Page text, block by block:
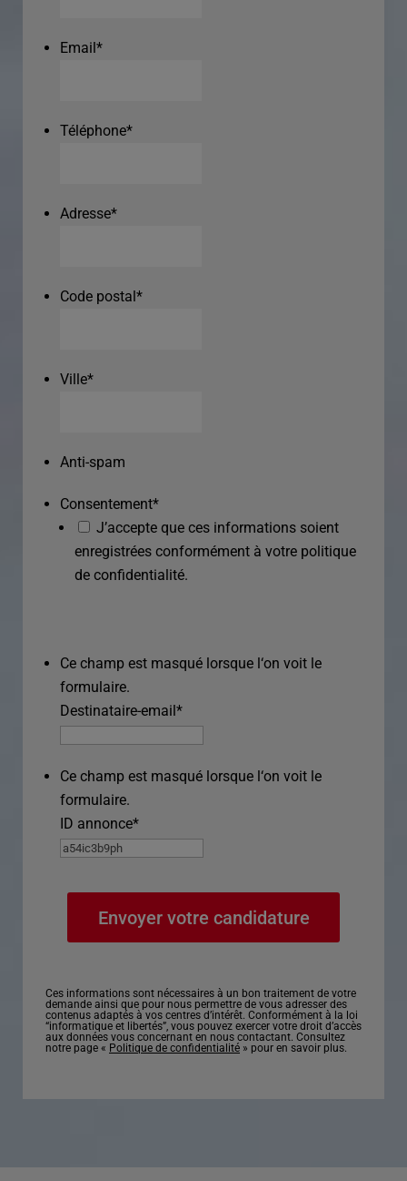
Email*
Téléphone*
Adresse*
Code postal*
Ville*
Anti-spam
Consentement*
J’accepte que ces informations soient
enregistrées conformément à votre politique
de confidentialité.
Ce champ est masqué lorsque l‘on voit le
formulaire.
Destinataire-email*
Ce champ est masqué lorsque l‘on voit le
formulaire.
ID annonce*
Ces informations sont nécessaires à un bon traitement de votre
demande ainsi que pour nous permettre de vous adresser des
contenus adaptés à vos centres d’intérêt. Conformément à la loi
“informatique et libertés”, vous pouvez exercer votre droit d’accès
aux données vous concernant en nous contactant. Consultez
notre page « Politique de confidentialité » pour en savoir plus.